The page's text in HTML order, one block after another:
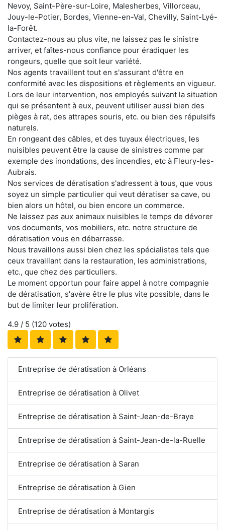
Nevoy, Saint-Père-sur-Loire, Malesherbes, Villorceau,
Jouy-le-Potier, Bordes, Vienne-en-Val, Chevilly, Saint-Lyé-
la-Forêt.
Contactez-nous au plus vite, ne laissez pas le sinistre
arriver, et faîtes-nous confiance pour éradiquer les
rongeurs, quelle que soit leur variété.
Nos agents travaillent tout en s'assurant d'être en
conformité avec les dispositions et règlements en vigueur.
Lors de leur intervention, nos employés suivant la situation
qui se présentent à eux, peuvent utiliser aussi bien des
pièges à rat, des attrapes souris, etc. ou bien des répulsifs
naturels.
En rongeant des câbles, et des tuyaux électriques, les
nuisibles peuvent être la cause de sinistres comme par
exemple des inondations, des incendies, etc à Fleury-les-
Aubrais.
Nos services de dératisation s'adressent à tous, que vous
soyez un simple particulier qui veut dératiser sa cave, ou
bien alors un hôtel, ou bien encore un commerce.
Ne laissez pas aux animaux nuisibles le temps de dévorer
vos documents, vos mobiliers, etc. notre structure de
dératisation vous en débarrasse.
Nous travaillons aussi bien chez les spécialistes tels que
ceux travaillant dans la restauration, les administrations,
etc., que chez des particuliers.
Le moment opportun pour faire appel à notre compagnie
de dératisation, s'avère être le plus vite possible, dans le
but de limiter leur prolifération.
4.9 / 5 (120 votes)
Entreprise de dératisation à Orléans
Entreprise de dératisation à Olivet
Entreprise de dératisation à Saint-Jean-de-Braye
Entreprise de dératisation à Saint-Jean-de-la-Ruelle
Entreprise de dératisation à Saran
Entreprise de dératisation à Gien
Entreprise de dératisation à Montargis